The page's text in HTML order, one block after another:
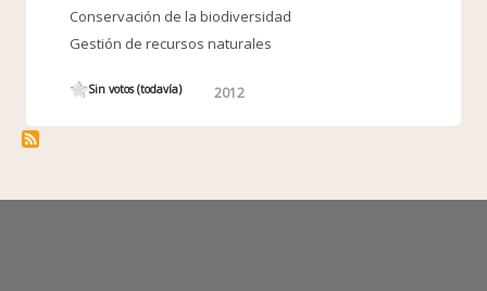
Conservación de la biodiversidad
Gestión de recursos naturales
Sin votos (todavía) 2012